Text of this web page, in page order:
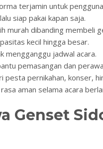
terjamin untuk
siap pakai kapan saja.
murah dibanding membeli
kecil hingga besar.
mengganggu jadwal acara.
pemasangan dan
pesta pernikahan, konser,
aman selama acara
Genset